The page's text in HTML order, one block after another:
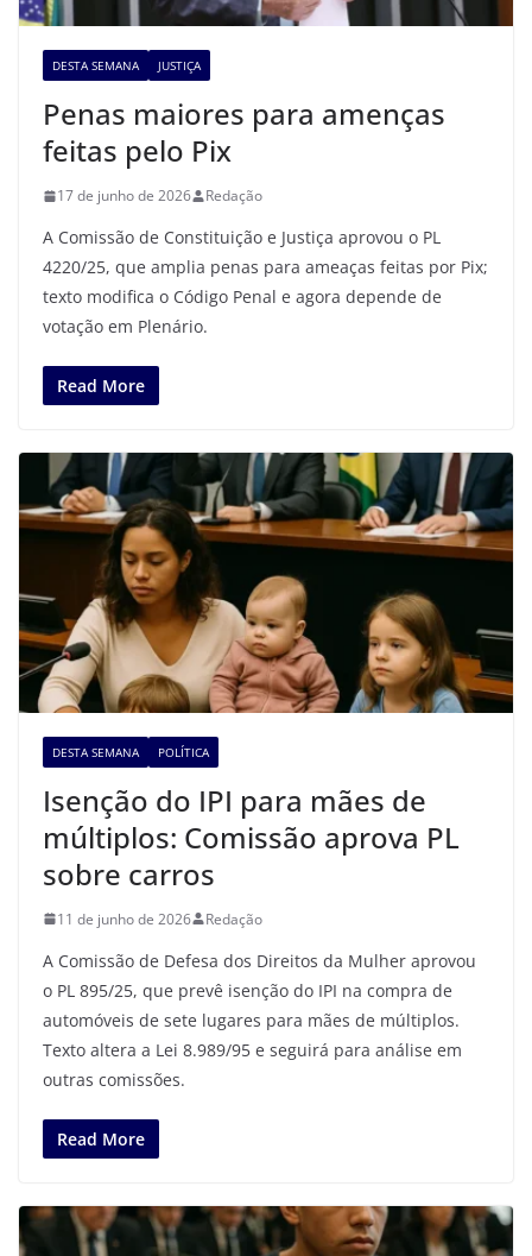
DESTA SEMANA JUSTIÇA
Penas maiores para amenças
feitas pelo Pix
17 de junho de 2026 Redação
A Comissão de Constituição e Justiça aprovou o PL
4220/25, que amplia penas para ameaças feitas por Pix;
texto modifica o Código Penal e agora depende de
votação em Plenário.
Read More
DESTA SEMANA POLÍTICA
Isenção do IPI para mães de
múltiplos: Comissão aprova PL
sobre carros
11 de junho de 2026 Redação
A Comissão de Defesa dos Direitos da Mulher aprovou
o PL 895/25, que prevê isenção do IPI na compra de
automóveis de sete lugares para mães de múltiplos.
Texto altera a Lei 8.989/95 e seguirá para análise em
outras comissões.
Read More